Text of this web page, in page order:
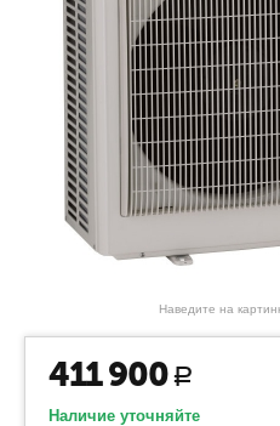
Наведите на
411 900 Р
Наличие уточняйте